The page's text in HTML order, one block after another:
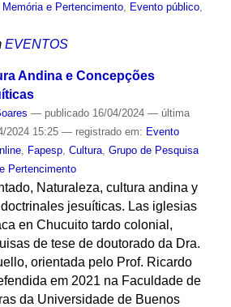
e Pertencimento, Evento público,
EVENTOS
Andina e Concepções
— publicado16/04/2024 — última
2024 15:25 — registrado em: Evento
, Fapesp, Cultura, Grupo de Pesquisa
Pertencimento
Naturaleza, cultura andina y
jesuíticas. Las iglesias
en Chucuito tardo colonial,
de tese de doutorado da Dra.
orientada pelo Prof. Ricardo
em 2021 na Faculdade de
da Universidade de Buenos